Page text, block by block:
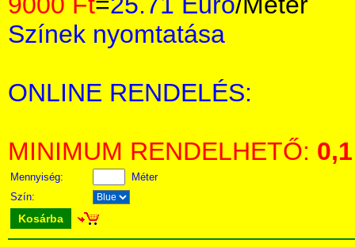
Színek nyomtatása
ONLINE RENDELÉS:
MINIMUM RENDELHETŐ: 0,1
Mennyiség:
Méter
Szín:
Kosárba